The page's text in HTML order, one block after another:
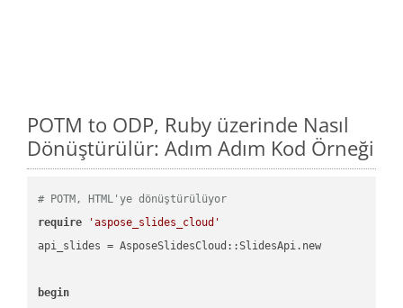
POTM to ODP, Ruby üzerinde Nasıl
Dönüştürülür: Adım Adım Kod Örneği
# POTM, HTML'ye dönüştürülüyor
require
'aspose_slides_cloud'
api_slides = AsposeSlidesCloud::SlidesApi.new
begin